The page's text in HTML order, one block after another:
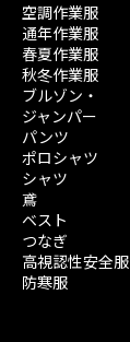
空調作業服
通年作業服
春夏作業服
秋冬作業服
ブルゾン・
ジャンパー
パンツ
ポロシャツ
シャツ
鳶
ベスト
つなぎ
高視認性安全服
防寒服